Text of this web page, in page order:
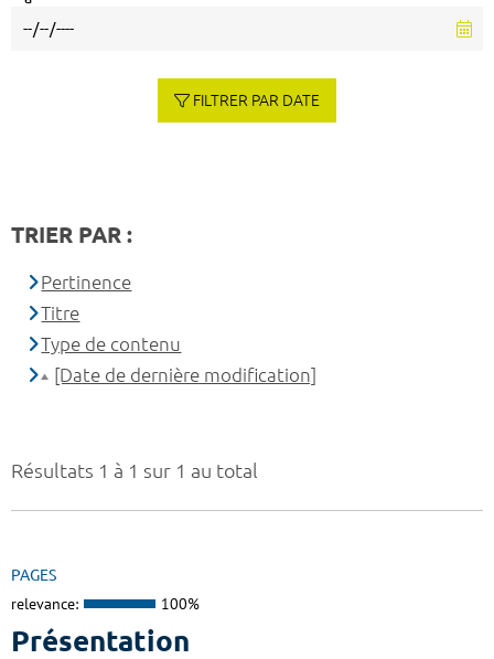
Résultats 1 à 1 sur 1 au total
PAGES
relevance: 100%
Présentation
FILTRER PAR DATE
TRIER PAR :
Pertinence
Titre
Type de contenu
[Date de dernière modification]